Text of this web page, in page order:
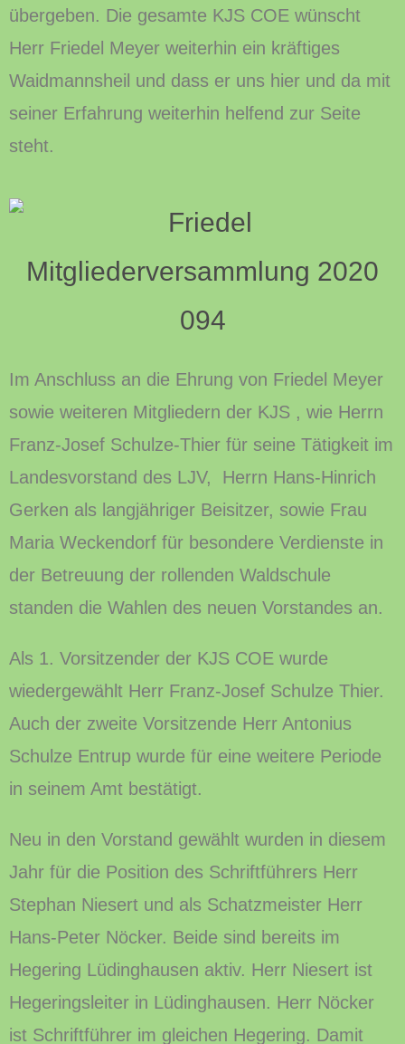
übergeben. Die gesamte KJS COE wünscht
Herr Friedel Meyer weiterhin ein kräftiges
Waidmannsheil und dass er uns hier und da mit
seiner Erfahrung weiterhin helfend zur Seite
steht.
Im Anschluss an die Ehrung von Friedel Meyer
sowie weiteren Mitgliedern der KJS , wie Herrn
Franz-Josef Schulze-Thier für seine Tätigkeit im
Landesvorstand des LJV, Herrn Hans-Hinrich
Gerken als langjähriger Beisitzer, sowie Frau
Maria Weckendorf für besondere Verdienste in
der Betreuung der rollenden Waldschule
standen die Wahlen des neuen Vorstandes an.
Als 1. Vorsitzender der KJS COE wurde
wiedergewählt Herr Franz-Josef Schulze Thier.
Auch der zweite Vorsitzende Herr Antonius
Schulze Entrup wurde für eine weitere Periode
in seinem Amt bestätigt.
Neu in den Vorstand gewählt wurden in diesem
Jahr für die Position des Schriftführers Herr
Stephan Niesert und als Schatzmeister Herr
Hans-Peter Nöcker. Beide sind bereits im
Hegering Lüdinghausen aktiv. Herr Niesert ist
Hegeringsleiter in Lüdinghausen. Herr Nöcker
ist Schriftführer im gleichen Hegering. Damit